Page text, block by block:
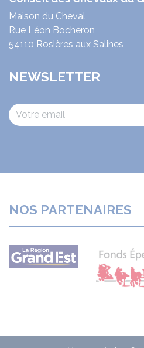
Maison du Cheval
Rue Léon Bocheron
54110 Rosières aux Salines
NEWSLETTER
NOS PARTENAIRES